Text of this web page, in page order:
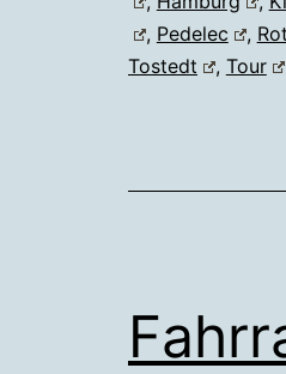
, Pedelec ,
Tostedt
, Tour